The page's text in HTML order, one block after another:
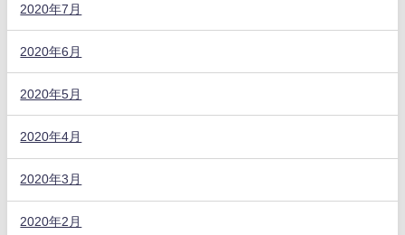
2020年7月
2020年6月
2020年5月
2020年4月
2020年3月
2020年2月